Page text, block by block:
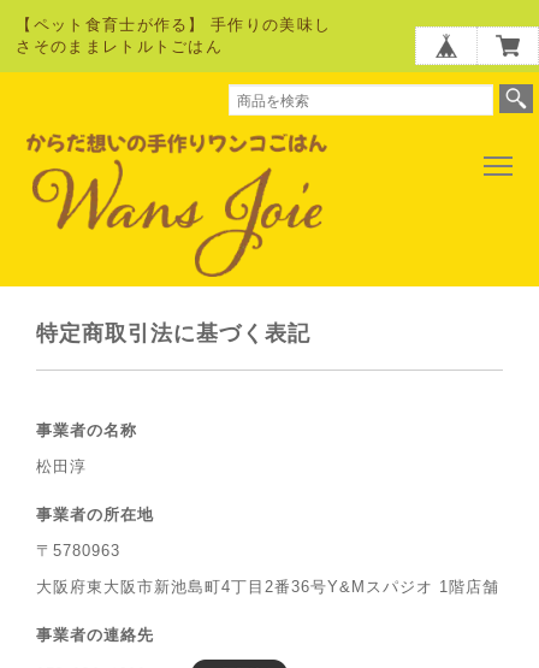
【ペット食育士が作る】 手作りの美味し
さそのままレトルトごはん
特定商取引法に基づく表記
事業者の名称
松田淳
事業者の所在地
〒5780963
大阪府東大阪市新池島町4丁目2番36号Y&Mスパジオ 1階店舗
事業者の連絡先